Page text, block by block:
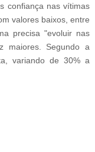
confiança nas vítimas
valores baixos, entre
precisa "evoluir nas
maiores. Segundo a
variando de 30% a